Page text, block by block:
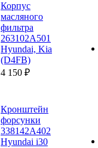
Корпус
масляного
фильтра
263102A501
Hyundai, Kia
(D4FB)
4 150 ₽
Кронштейн
форсунки
338142A402
Hyundai i30